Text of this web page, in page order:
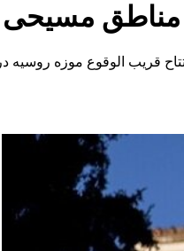
قریب الوقوع موزه